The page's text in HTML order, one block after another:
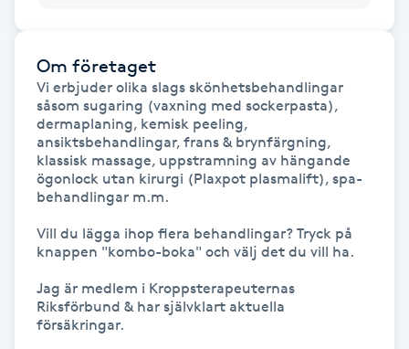
Hatha Yoga
Headspa
Healing
Herrklippning
HIFU
Hollywood Peel
Om företaget
Vi erbjuder olika slags skönhetsbehandlingar
såsom sugaring (vaxning med sockerpasta),
dermaplaning, kemisk peeling,
ansiktsbehandlingar, frans & brynfärgning,
klassisk massage, uppstramning av hängande
ögonlock utan kirurgi (Plaxpot plasmalift), spa-
behandlingar m.m.
Vill du lägga ihop flera behandlingar? Tryck på
knappen "kombo-boka" och välj det du vill ha.
Jag är medlem i Kroppsterapeuternas
Riksförbund & har självklart aktuella
försäkringar.